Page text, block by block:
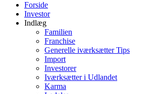
Forside
Investor
Indlæg
Familien
Franchise
Generelle iværksætter Tips
Import
Investorer
Iværksætter i Udlandet
Karma